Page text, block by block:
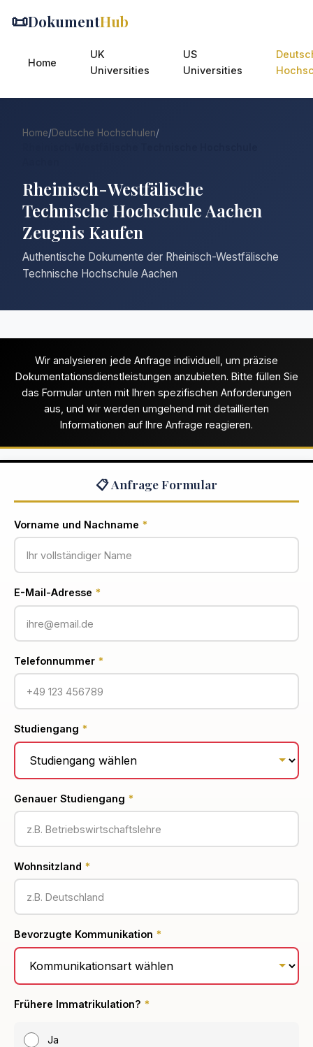
📜DokumentHub
Home
UK
Universities
US
Universities
Home/Deutsche Hochschulen/
Rheinisch-Westfälische
Technische Hochschule Aachen
Zeugnis Kaufen
Authentische Dokumente der Rheinisch-Westfälische
Technische Hochschule Aachen
Wir analysieren jede Anfrage individuell, um präzise
Dokumentationsdienstleistungen anzubieten. Bitte füllen Sie
das Formular unten mit Ihren spezifischen Anforderungen
aus, und wir werden umgehend mit detaillierten
Informationen auf Ihre Anfrage reagieren.
📋 Anfrage Formular
Vorname und Nachname *
E-Mail-Adresse *
Telefonnummer *
Studiengang *
Genauer Studiengang *
Wohnsitzland *
Bevorzugte Kommunikation *
Frühere Immatrikulation? *
Ja